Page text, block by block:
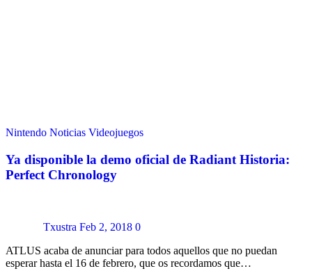
Nintendo Noticias Videojuegos
Ya disponible la demo oficial de Radiant Historia:
Perfect Chronology
Txustra Feb 2, 2018 0
ATLUS acaba de anunciar para todos aquellos que no puedan
esperar hasta el 16 de febrero, que os recordamos que…